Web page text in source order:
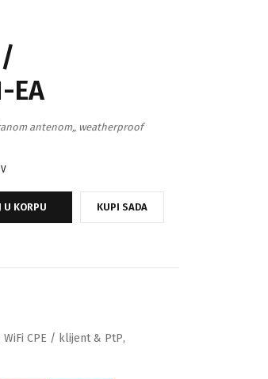
EA
antenom„ weatherproof
U KORPU KUPI SADA
WiFi CPE / klijent & PtP,